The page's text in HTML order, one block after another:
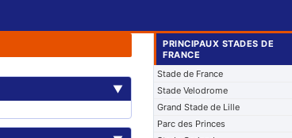
▼
PRINCIPAUX STADES DE
FRANCE
Stade de France
Stade Velodrome
Grand Stade de Lille
Parc des Princes